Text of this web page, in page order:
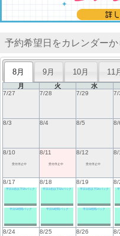
予約希望日をカレンダー
8月 9月 10月 11月
月 火 水
7/27 7/28 7/29 7/
8/3 8/4 8/5 8/
8/10
受付停止中
8/11
受付停止中
8/12
受付停止中
8/
8/17
平日3名以下5hパック
平日5時間パック
8/18
平日3名以下5hパック
平日5時間パック
8/19
平日3名以下5hパック
平日5時間パック
8/
8/24 8/25 8/26 8/